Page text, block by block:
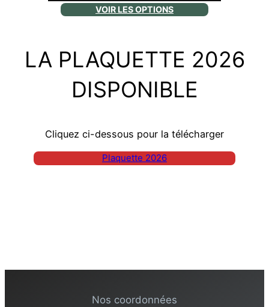
VOIR LES OPTIONS
LA PLAQUETTE 2026
DISPONIBLE
Cliquez ci-dessous pour la télécharger
Plaquette 2026
Nos coordonnées